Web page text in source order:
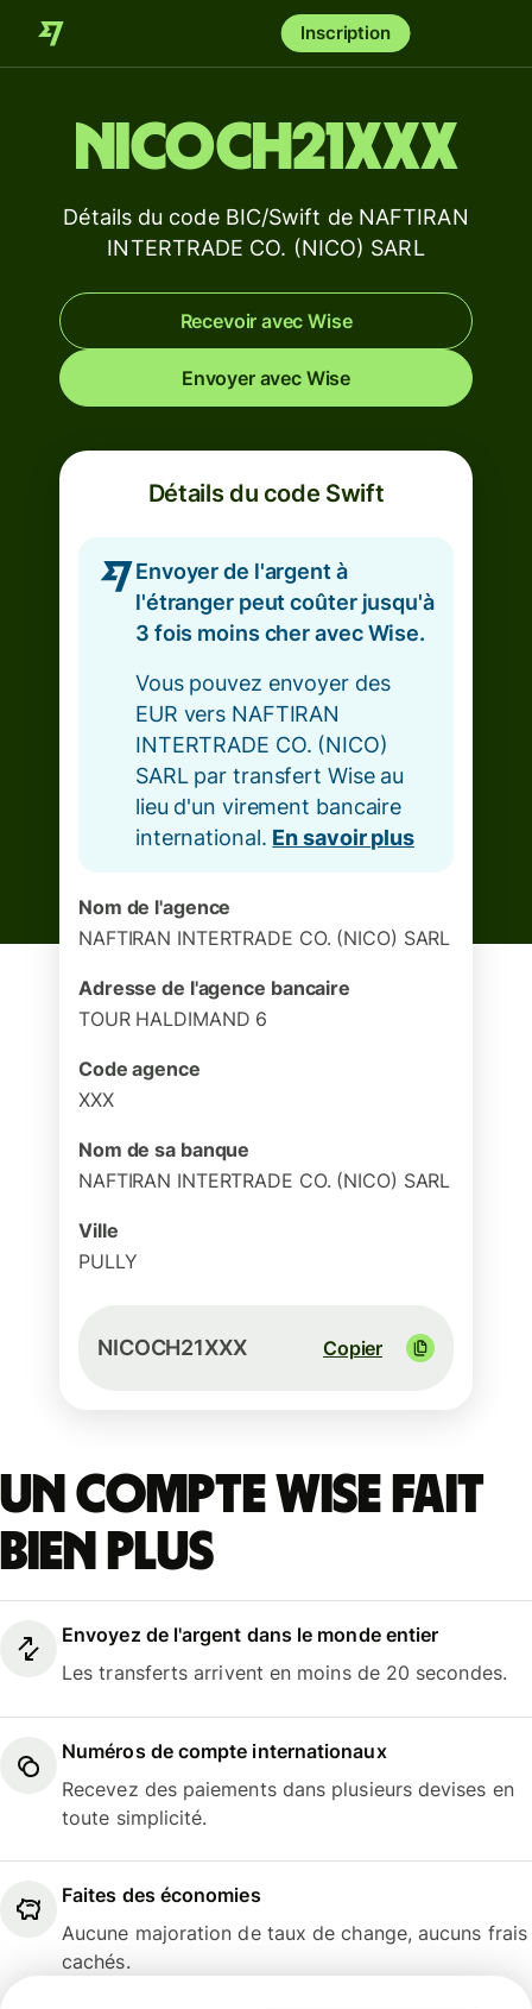
Inscription
NICOCH21XXX
Détails du code BIC/Swift de NAFTIRAN
INTERTRADE CO. (NICO) SARL
Recevoir avec Wise
Envoyer avec Wise
Détails du code Swift
Envoyer de l'argent à
l'étranger peut coûter jusqu'à
3 fois moins cher avec Wise.
Vous pouvez envoyer des
EUR vers NAFTIRAN
INTERTRADE CO. (NICO)
SARL par transfert Wise au
lieu d'un virement bancaire
international. En savoir plus
Nom de l'agence
NAFTIRAN INTERTRADE CO. (NICO) SARL
Adresse de l'agence bancaire
TOUR HALDIMAND 6
Code agence
XXX
Nom de sa banque
NAFTIRAN INTERTRADE CO. (NICO) SARL
Ville
PULLY
NICOCH21XXX Copier
Un compte Wise fait
bien plus
Envoyez de l'argent dans le monde entier
Les transferts arrivent en moins de 20 secondes.
Numéros de compte internationaux
Recevez des paiements dans plusieurs devises en
toute simplicité.
Faites des économies
Aucune majoration de taux de change, aucuns frais
cachés.